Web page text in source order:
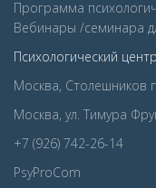
Программа
Вебинары /семинара
Психологический
Москва, Столешников
Москва, ул. Тимура
+7 (926) 742-26-14
PsyProCom